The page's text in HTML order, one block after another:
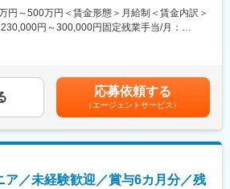
老舗の材木店ですが現在は新築木造住宅の請
の開拓、M&Aを進めております。
TACT）にて全国売上成長率No.1のビルダーと
績もあります(2017～2019年度)。
営業ロープレを毎日自主的に行っており、互
す。
受注後、お客様の要望をヒアリングし、コンセ
同社の営業は初回接客から契約までを担当
門、施工は施工部門など、各部署が専門性高
力を入れており、集客についても展示場、
ても案件獲得ができる仕組みとなっておりま
行います。後輩へのフォローなども評価対象
円～500万円＜賃金形態＞月給制＜賃金内訳＞
円～300,000円固定残業手当/月：
12月 計3.00ヶ月分または50万～100万円）■昇
■モデル年収20代後半（飲食店経験者）…年収
ンコ店勤務）…年収700万円■各種手当：住宅
昼食手当（月3,500円）・資格手当・役職手当
も目安の金額であり、選考を通じて上下する
月給(月額)は固定手当を含めた表記です。
応募依頼する
（エージェントサービス）
ア／未経験歓迎／賞与6カ月分／残